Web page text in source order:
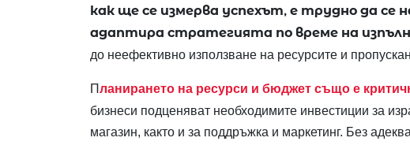
как ще се измерва успехът, е трудно да се
адаптира стратегията по време на
до неефективно използване на ресурсите и
Планирането на ресурси и бюджет също е
бизнеси подценяват необходимите инвестиции за
магазин, както и за поддръжка и маркетинг. Без